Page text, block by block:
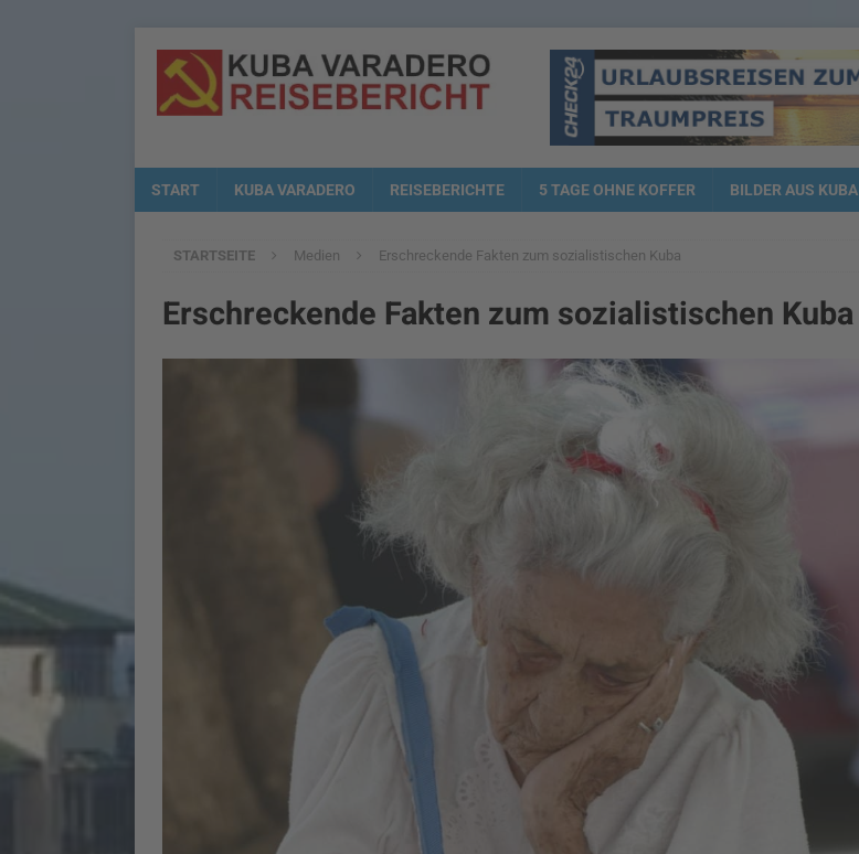
START KUBA VARADERO REISEBERICHTE 5 TAGE OHNE KOFFER BILDER AUS KUBA
STARTSEITE Medien Erschreckende Fakten zum sozialistischen Kuba
Erschreckende Fakten zum sozialistischen Kuba